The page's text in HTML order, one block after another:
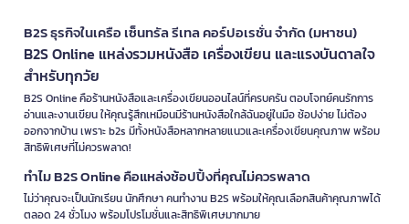
B2S ธุรกิจในเครือ เซ็นทรัล รีเทล คอร์ปอเรชั่น จำกัด (มหาชน)
B2S Online แหล่งรวมหนังสือ เครื่องเขียน และแรงบันดาลใจ
สำหรับทุกวัย
B2S Online คือร้านหนังสือและเครื่องเขียนออนไลน์ที่ครบครัน ตอบโจทย์คนรักการ
อ่านและงานเขียน ให้คุณรู้สึกเหมือนมีร้านหนังสือใกล้ฉันอยู่ในมือ ช้อปง่าย ไม่ต้อง
ออกจากบ้าน เพราะ b2s มีทั้งหนังสือหลากหลายแนวและเครื่องเขียนคุณภาพ พร้อม
สิทธิพิเศษที่ไม่ควรพลาด!
ทำไม B2S Online คือแหล่งช้อปปิ้งที่คุณไม่ควรพลาด
ไม่ว่าคุณจะเป็นนักเรียน นักศึกษา คนทำงาน B2S พร้อมให้คุณเลือกสินค้าคุณภาพได้
ตลอด 24 ชั่วโมง พร้อมโปรโมชั่นและสิทธิพิเศษมากมาย